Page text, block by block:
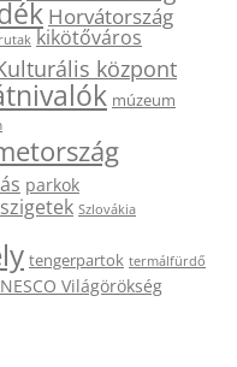
Horvátország
kikötőváros
központ
múzeum
parkok
szigetek Szlovákia
tengerpartok termálfürdő
Világörökség